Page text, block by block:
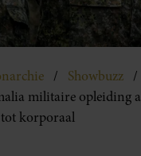
Showbuzz
militaire opleiding
korporaal